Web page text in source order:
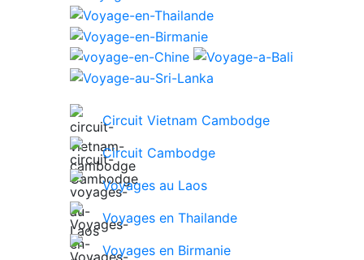
Circuit Vietnam Cambodge
Circuit Cambodge
Voyages au Laos
Voyages en Thailande
Voyages en Birmanie